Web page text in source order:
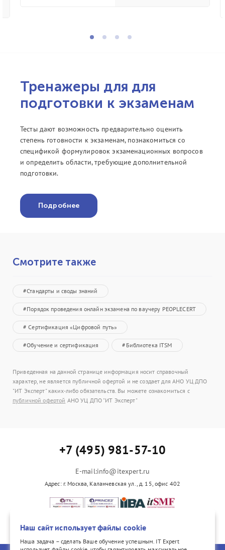
Тренажеры для для
подготовки к экзаменам
Тесты дают возможность предварительно оценить
степень готовности к экзаменам, познакомиться со
спецификой формулировок экзаменационных вопросов
и определить области, требующие дополнительной
подготовки.
Подробнее
Смотрите также
#Стандарты и своды знаний
#Порядок проведения онлайн экзамена по ваучеру PEOPLECERT
# Сертификация «Цифровой путь»
#Обучение и сертификация #Библиотека ITSM
Приведенная на данной странице информация носит справочный
характер, не является публичной офертой и не создает для АНО УЦ ДПО
"ИТ Эксперт" каких-либо обязательств. Вы можете ознакомиться с
публичной офертой АНО УЦ ДПО "ИТ Эксперт"
+7 (495) 981-57-10
E-mail:info@itexpert.ru
Адрес: г. Москва, Каланчевская ул., д. 15, офис 402
vk.com/itexpertvk/
Наш сайт использует файлы cookie
Наша задача – сделать Ваше обучение успешным. IT Expert